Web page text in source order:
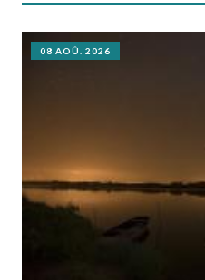
08 AOÛ. 2026